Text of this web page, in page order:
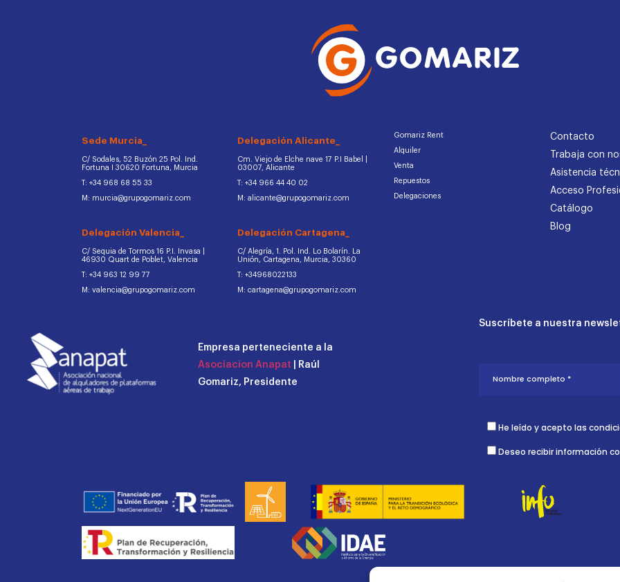
Sede Murcia_
C/ Sodales, 52 Buzón 25 Pol. Ind.
Fortuna I 30620 Fortuna, Murcia
T: +34 968 68 55 33
M: murcia@grupogomariz.com
Delegación Valencia_
C/ Sequia de Tormos 16 P.I. Invasa |
46930 Quart de Poblet, Valencia
T: +34 963 12 99 77
M: valencia@grupogomariz.com
Delegación Alicante_
Cm. Viejo de Elche nave 17 P.I Babel |
03007, Alicante
T: +34 966 44 40 02
M: alicante@grupogomariz.com
Delegación Cartagena_
C/ Alegría, 1. Pol. Ind. Lo Bolarín. La
Unión, Cartagena, Murcia, 30360
T: +34968022133
M: cartagena@grupogomariz.com
Gomariz Rent
Alquiler
Venta
Repuestos
Delegaciones
Contacto
Trabaja con
Asistencia
Acceso
Catálogo
Blog
Empresa perteneciente a la
Asociacion Anapat | Raúl
Gomariz, Presidente
Suscríbete a nuestra
He leído y acepto las
Deseo recibir información